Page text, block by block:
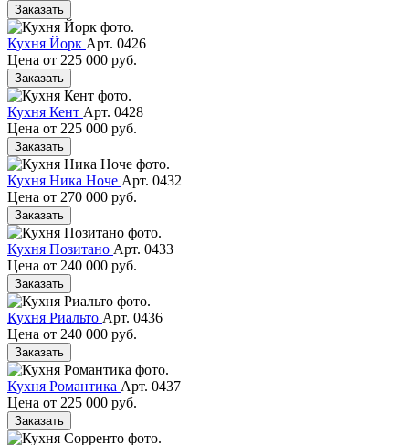
Заказать
Кухня Йорк Арт. 0426
Цена от 225 000 руб.
Заказать
Кухня Кент Арт. 0428
Цена от 225 000 руб.
Заказать
Кухня Ника Ноче Арт. 0432
Цена от 270 000 руб.
Заказать
Кухня Позитано Арт. 0433
Цена от 240 000 руб.
Заказать
Кухня Риальто Арт. 0436
Цена от 240 000 руб.
Заказать
Кухня Романтика Арт. 0437
Цена от 225 000 руб.
Заказать